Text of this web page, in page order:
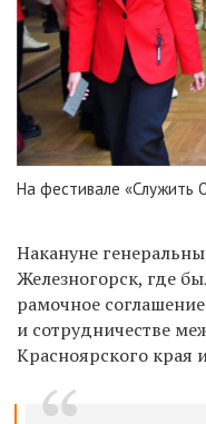
На фестивале «Служить
Накануне
Железногорск, где
рамочное
и сотрудничестве
Красноярского края